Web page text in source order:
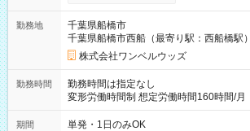
（規定あり） ┗働いたその日に現金
なし
勤務地
千葉県船橋市
千葉県船橋市西船（最寄り駅：西船橋駅）
株式会社ワンベルウッズ
勤務時間
勤務時間は指定なし
変形労働時間制 想定労働時間160時間/月 【シフト例】 12：00
～22：00
期間 単発・1日のみOK